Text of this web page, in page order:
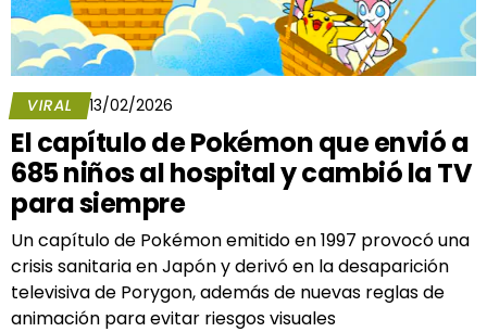
VIRAL 13/02/2026
El capítulo de Pokémon que envió a
685 niños al hospital y cambió la TV
para siempre
Un capítulo de Pokémon emitido en 1997 provocó una
crisis sanitaria en Japón y derivó en la desaparición
televisiva de Porygon, además de nuevas reglas de
animación para evitar riesgos visuales